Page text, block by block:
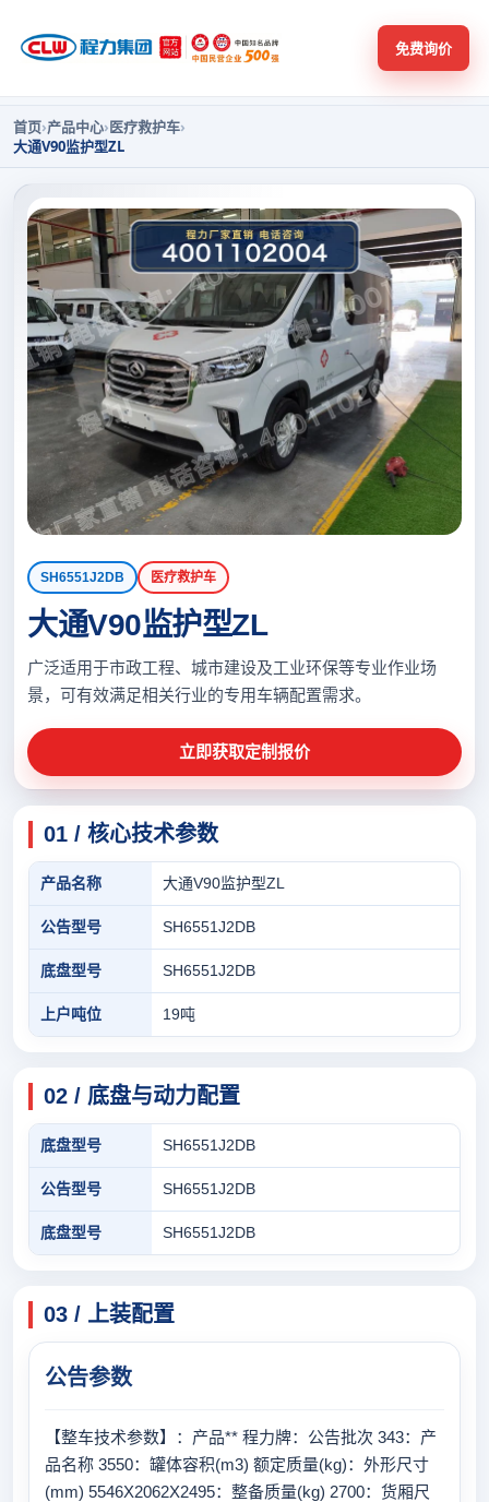
免费询价
首页›产品中心›医疗救护车›
大通V90监护型ZL
SH6551J2DB 医疗救护车
大通V90监护型ZL
广泛适用于市政工程、城市建设及工业环保等专业作业场
景，可有效满足相关行业的专用车辆配置需求。
立即获取定制报价
01 / 核心技术参数
产品名称 大通V90监护型ZL
公告型号 SH6551J2DB
底盘型号 SH6551J2DB
上户吨位 19吨
02 / 底盘与动力配置
底盘型号 SH6551J2DB
公告型号 SH6551J2DB
底盘型号 SH6551J2DB
03 / 上装配置
公告参数
【整车技术参数】：产品** 程力牌：公告批次 343：产
品名称 3550：罐体容积(m3) 额定质量(kg)：外形尺寸
(mm) 5546X2062X2495：整备质量(kg) 2700：货厢尺